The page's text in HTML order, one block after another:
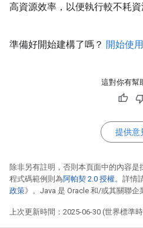
高資源效率，以便執行較不耗資
準備好開始建構了嗎？ 開始使用
這對你有幫
提供意
除非另有註明，否則本頁面中的內容是
程式碼範例則為阿帕契 2.0 授權。詳情
政策》。Java 是 Oracle 和/或其關聯企
上次更新時間：2025-06-30 (世界標準時